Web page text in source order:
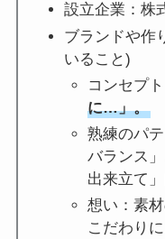
設立企業：株
ブランドや作
いること)
コンセプト
に…」。
熟練のパ
バランス
出来立て
想い：素
こだわり